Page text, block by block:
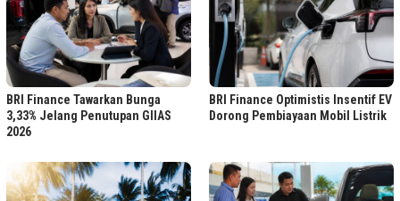
BRI Finance Tawarkan Bunga
3,33% Jelang Penutupan GIIAS
2026
BRI Finance Optimistis Insentif EV
Dorong Pembiayaan Mobil Listrik